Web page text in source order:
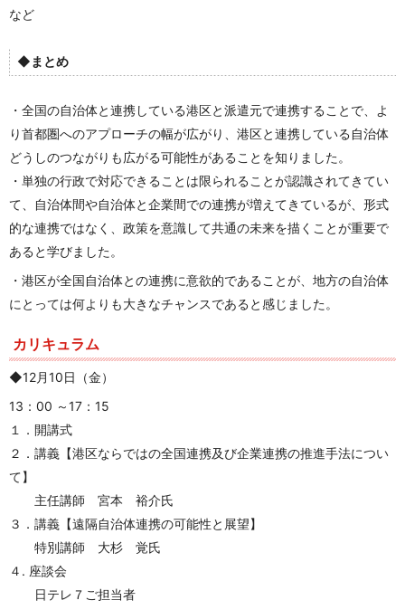
など
◆ まとめ
・全国の自治体と連携している港区と派遣元で連携することで、よ
り首都圏へのアプローチの幅が広がり、港区と連携している自治体
どうしのつながりも広がる可能性があることを知りました。
・単独の行政で対応できることは限られることが認識されてきてい
て、自治体間や自治体と企業間での連携が増えてきているが、形式
的な連携ではなく、政策を意識して共通の未来を描くことが重要で
あると学びました。
・港区が全国自治体との連携に意欲的であることが、地方の自治体
にとっては何よりも大きなチャンスであると感じました。
カリキュラム
◆12月10日（金）
13：00 ～17：15
１．開講式
２．講義【港区ならではの全国連携及び企業連携の推進手法につい
て】
主任講師 宮本 裕介氏
３．講義【遠隔自治体連携の可能性と展望】
特別講師 大杉 覚氏
４. 座談会
日テレ７ご担当者